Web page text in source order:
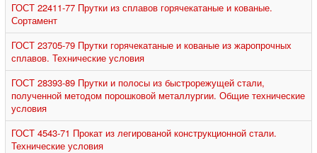
ГОСТ 22411-77 Прутки из сплавов горячекатаные и кованые.
Сортамент
ГОСТ 23705-79 Прутки горячекатаные и кованые из жаропрочных
сплавов. Технические условия
ГОСТ 28393-89 Прутки и полосы из быстрорежущей стали,
полученной методом порошковой металлургии. Общие технические
условия
ГОСТ 4543-71 Прокат из легированой конструкционной стали.
Технические условия